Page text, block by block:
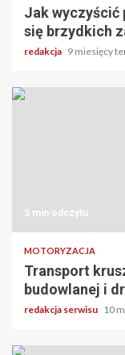
Jak wyczyścić
się brzydkich
redakcja 9 miesięcy
3 min odczytu
MOTORYZACJA
Transport
budowlanej i
redakcja serwisu 10